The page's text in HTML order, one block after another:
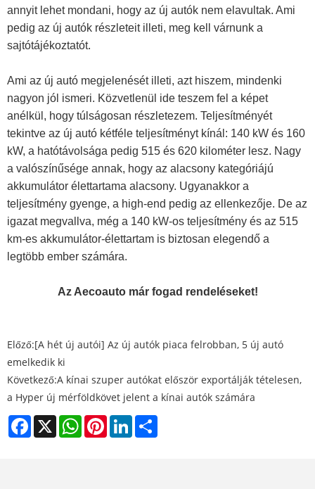
annyit lehet mondani, hogy az új autók nem elavultak. Ami
pedig az új autók részleteit illeti, meg kell várnunk a
sajtótájékoztatót.
Ami az új autó megjelenését illeti, azt hiszem, mindenki
nagyon jól ismeri. Közvetlenül ide teszem fel a képet
anélkül, hogy túlságosan részletezem. Teljesítményét
tekintve az új autó kétféle teljesítményt kínál: 140 kW és 160
kW, a hatótávolsága pedig 515 és 620 kilométer lesz. Nagy
a valószínűsége annak, hogy az alacsony kategóriájú
akkumulátor élettartama alacsony. Ugyanakkor a
teljesítmény gyenge, a high-end pedig az ellenkezője. De az
igazat megvallva, még a 140 kW-os teljesítmény és az 515
km-es akkumulátor-élettartam is biztosan elegendő a
legtöbb ember számára.
Az Aecoauto már fogad rendeléseket!
Előző:[A hét új autói] Az új autók piaca felrobban, 5 új autó
emelkedik ki
Következő:A kínai szuper autókat először exportálják tételesen,
a Hyper új mérföldkövet jelent a kínai autók számára
Facebook
X WhatsAppPinterestLinkedIn